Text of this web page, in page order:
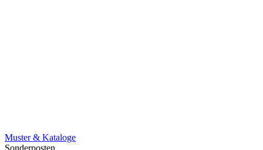
Muster & Kataloge
Sonderposten